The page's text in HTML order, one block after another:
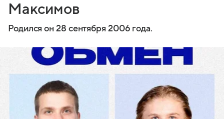
Максимов
Родился он 28 сентября 2006 года.